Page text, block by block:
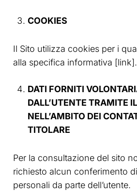
COOKIES
Il Sito utilizza cookies per i
alla specifica informativa [link].
DATI FORNITI
DALL’UTENTE TRAMITE
NELL’AMBITO DEI
TITOLARE
Per la consultazione del sito
richiesto alcun conferimento
personali da parte dell’utente.